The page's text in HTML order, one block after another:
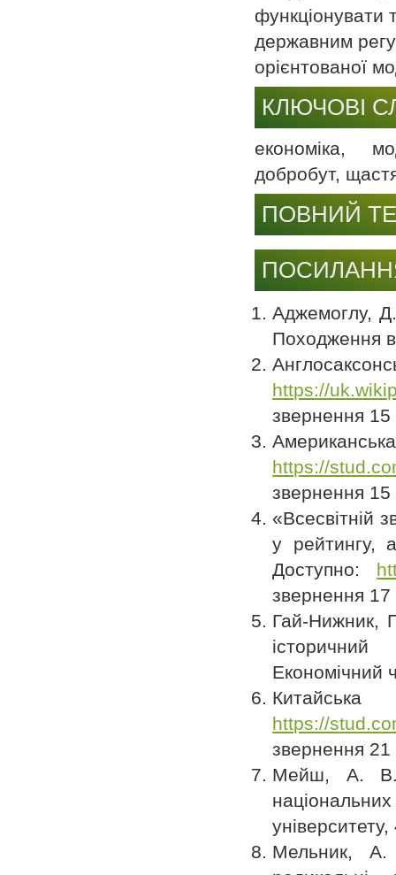
функціонувати
державним
орієнтованої
КЛЮЧОВІ
економіка,
добробут,
ПОВНИЙ
Аджемоглу,
Походження
https://
звернення
https://
звернення
«Всесвітній
у рейтингу,
Доступно:
звернення
Гай-Нижник,
історичний
Економічний
https://
звернення
Мейш, А. В.
Мельник, А.